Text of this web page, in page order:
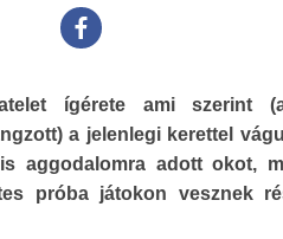
ígérete ami szerint
a jelenlegi kerettel
aggodalomra adott okot,
próba játokon vesznek